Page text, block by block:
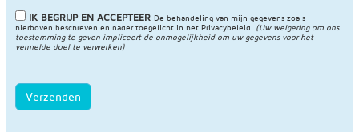
IK BEGRIJP EN ACCEPTEER De behandeling van mijn gegevens zoals
hierboven beschreven en nader toegelicht in het Privacybeleid
(Uw weigering om ons
toestemming te geven impliceert de onmogelijkheid om uw gegevens voor het
vermelde doel te verwerken)
Verzenden